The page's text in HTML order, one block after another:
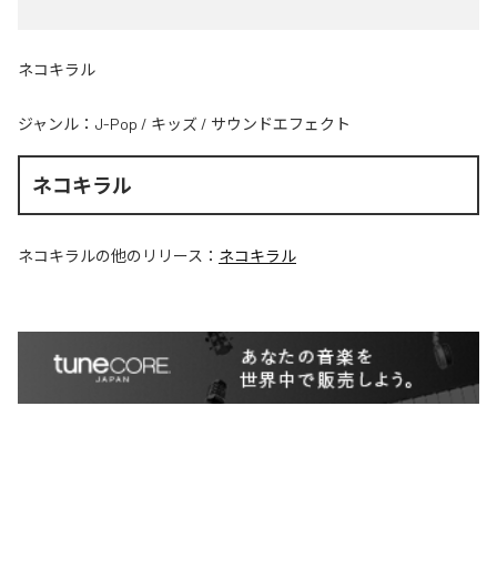
ネコキラル
ジャンル： J-Pop / キッズ / サウンドエフェクト
ネコキラル
ネコキラルの他のリリース： ネコキラル